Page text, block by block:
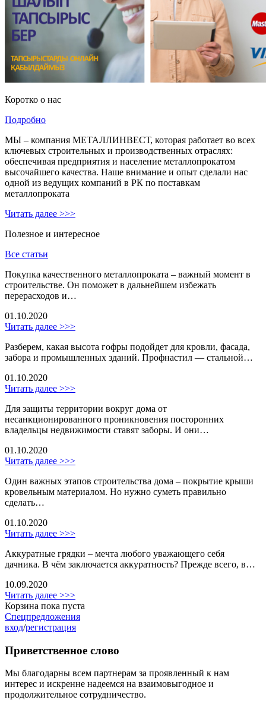
Коротко о нас
Подробно
МЫ – компания МЕТАЛЛИНВЕСТ, которая работает во всех
ключевых строительных и производственных отраслях:
обеспечивая предприятия и население металлопрокатом
высочайшего качества. Наше внимание и опыт сделали нас
одной из ведущих компаний в РК по поставкам
металлопроката
Читать далее >>>
Полезное и интересное
Все статьи
Покупка качественного металлопроката – важный момент в
строительстве. Он поможет в дальнейшем избежать
перерасходов и…
01.10.2020
Читать далее >>>
Разберем, какая высота гофры подойдет для кровли, фасада,
забора и промышленных зданий. Профнастил — стальной…
01.10.2020
Читать далее >>>
Для защиты территории вокруг дома от
несанкционированного проникновения посторонних
владельцы недвижимости ставят заборы. И они…
01.10.2020
Читать далее >>>
Один важных этапов строительства дома – покрытие крыши
кровельным материалом. Но нужно суметь правильно
сделать…
01.10.2020
Читать далее >>>
Аккуратные грядки – мечта любого уважающего себя
дачника. В чём заключается аккуратность? Прежде всего, в…
10.09.2020
Читать далее >>>
Корзина пока пуста
Спецпредложения
вход/регистрация
Приветственное слово
Мы благодарны всем партнерам за проявленный к нам
интерес и искренне надеемся на взаимовыгодное и
продолжительное сотрудничество.